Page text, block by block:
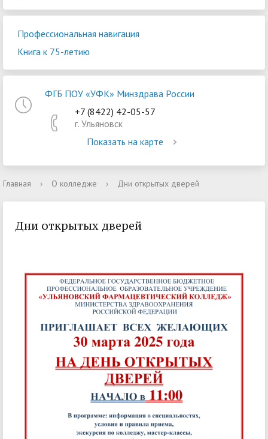
Профессиональная навигация
Книга к 75-летию
ФГБ ПОУ «УФК» Минздрава России
+7 (8422) 42-05-57
г. Ульяновск
Показать на карте
Главная › О колледже › Дни открытых дверей
Дни открытых дверей